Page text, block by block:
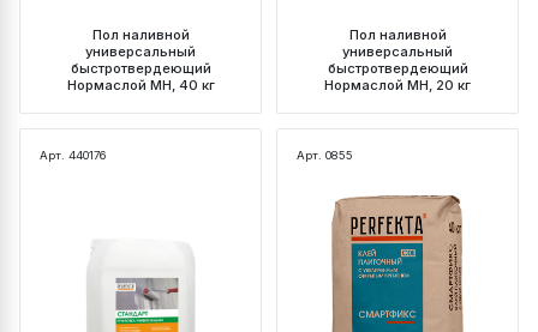
Пол наливной
универсальный
быстротвердеющий
Нормаслой МН, 40 кг
Пол наливной
универсальный
быстротвердеющий
Нормаслой МН, 20 кг
Арт. 440176 Арт. 0855